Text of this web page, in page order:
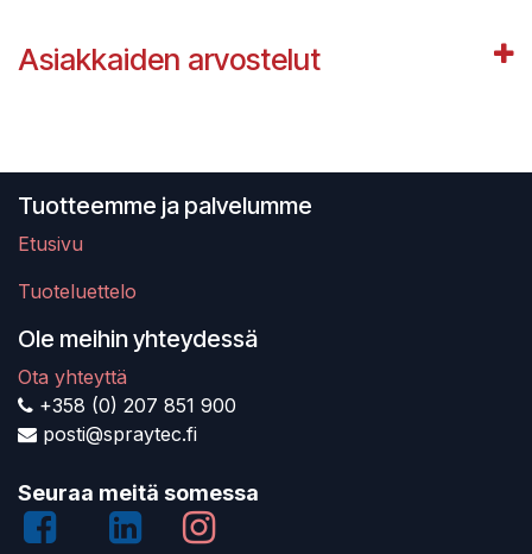
Asiakkaiden arvostelut
Tuotteemme ja palvelumme
Etusivu
Tuoteluettelo
Ole meihin yhteydessä
Ota yhteyttä
+358 (0) 207 851 900
posti@spraytec.fi
Seuraa meitä somessa